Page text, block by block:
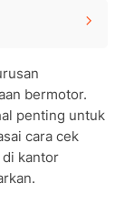
bermotor.
penting untuk
cara cek
kantor